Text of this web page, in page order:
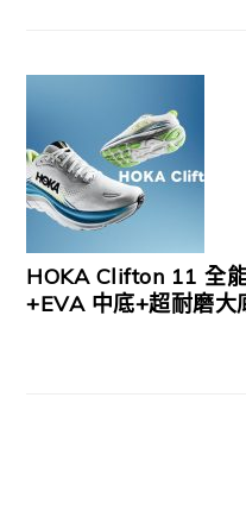
HOKA Clifton 11 全
+EVA 中底+超耐磨大